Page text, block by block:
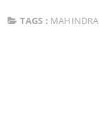
TAGS : MAHINDRA